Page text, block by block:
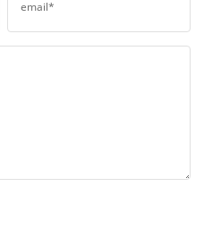
email*